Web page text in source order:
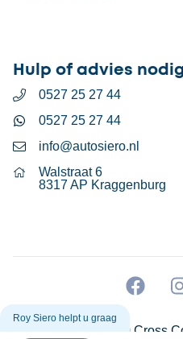
Roy Siero helpt u graag
Hulp of advies
0527 25 27 44
0527 25 27 44
info@autosiero.nl
Walstraat 6
8317 AP Kraggenburg
Volvo V60 Cross